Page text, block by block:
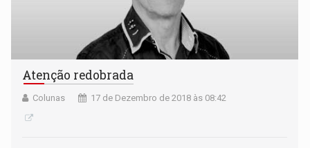
Atenção redobrada
Colunas 17 de Dezembro de 2018 às 08:42